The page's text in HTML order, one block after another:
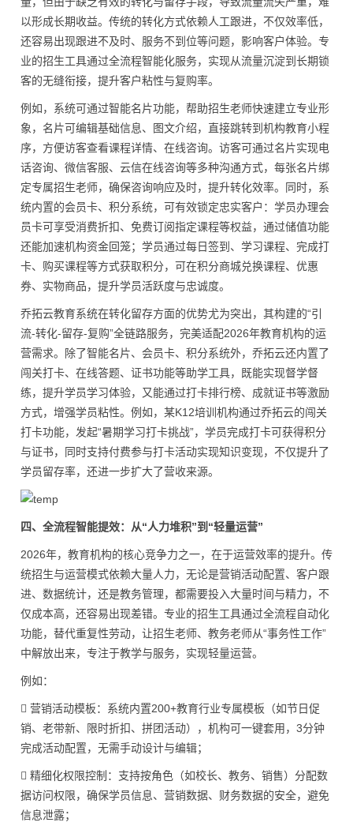
以形成长期收益。传统的转化方式依赖人工跟进，不仅效率低，
还容易出现跟进不及时、服务不到位等问题，影响客户体验。专
业的招生工具通过全流程智能化服务，实现从流量沉淀到长期锁
客的无缝衔接，提升客户粘性与复购率。
例如，系统可通过智能名片功能，帮助招生老师快速建立专业形
象，名片可编辑基础信息、图文介绍，直接跳转到机构教育小程
序，方便访客查看课程详情、在线咨询。访客可通过名片实现电
话咨询、微信客服、云信在线咨询等多种沟通方式，每张名片绑
定专属招生老师，确保咨询响应及时，提升转化效率。同时，系
统内置的会员卡、积分系统，可有效锁定忠实客户：学员办理会
员卡可享受消费折扣、免费订阅指定课程等权益，通过储值功能
还能加速机构资金回笼；学员通过每日签到、学习课程、完成打
卡、购买课程等方式获取积分，可在积分商城兑换课程、优惠
券、实物商品，提升学员活跃度与忠诚度。
乔拓云教育系统在转化留存方面的优势尤为突出，其构建的“引
流-转化-留存-复购”全链路服务，完美适配2026年教育机构的运
营需求。除了智能名片、会员卡、积分系统外，乔拓云还内置了
闯关打卡、在线答题、证书功能等助学工具，既能实现督学督
练，提升学员学习体验，又能通过打卡排行榜、成就证书等激励
方式，增强学员粘性。例如，某K12培训机构通过乔拓云的闯关
打卡功能，发起“暑期学习打卡挑战”，学员完成打卡可获得积分
与证书，同时支持付费参与打卡活动实现知识变现，不仅提升了
学员留存率，还进一步扩大了营收来源。
四、全流程智能提效：从“人力堆积”到“轻量运营”
2026年，教育机构的核心竞争力之一，在于运营效率的提升。传
统招生与运营模式依赖大量人力，无论是营销活动配置、客户跟
进、数据统计，还是教务管理，都需要投入大量时间与精力，不
仅成本高，还容易出现差错。专业的招生工具通过全流程自动化
功能，替代重复性劳动，让招生老师、教务老师从“事务性工作”
中解放出来，专注于教学与服务，实现轻量运营。
例如：
 营销活动模板：系统内置200+教育行业专属模板（如节日促
销、老带新、限时折扣、拼团活动），机构可一键套用，3分钟
完成活动配置，无需手动设计与编辑；
 精细化权限控制：支持按角色（如校长、教务、销售）分配数
据访问权限，确保学员信息、营销数据、财务数据的安全，避免
信息泄露；